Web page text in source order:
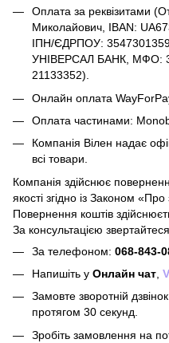
Оплата за реквізитами
Миколайович, IBAN:
ІПН/ЄДРПОУ:
УНІВЕРСАЛ БАНК, МФО:
21133352).
Онлайн оплата
Оплата частинами:
Компанія Вілен надає
всі товари.
Компанія здійснює
якості згідно із Законом «Про
Повернення коштів
За консультацією
За телефоном: 068-843-
Напишіть у Онлайн чат
Замовте зворотній
протягом 30 секунд.
Зробіть замовлення на